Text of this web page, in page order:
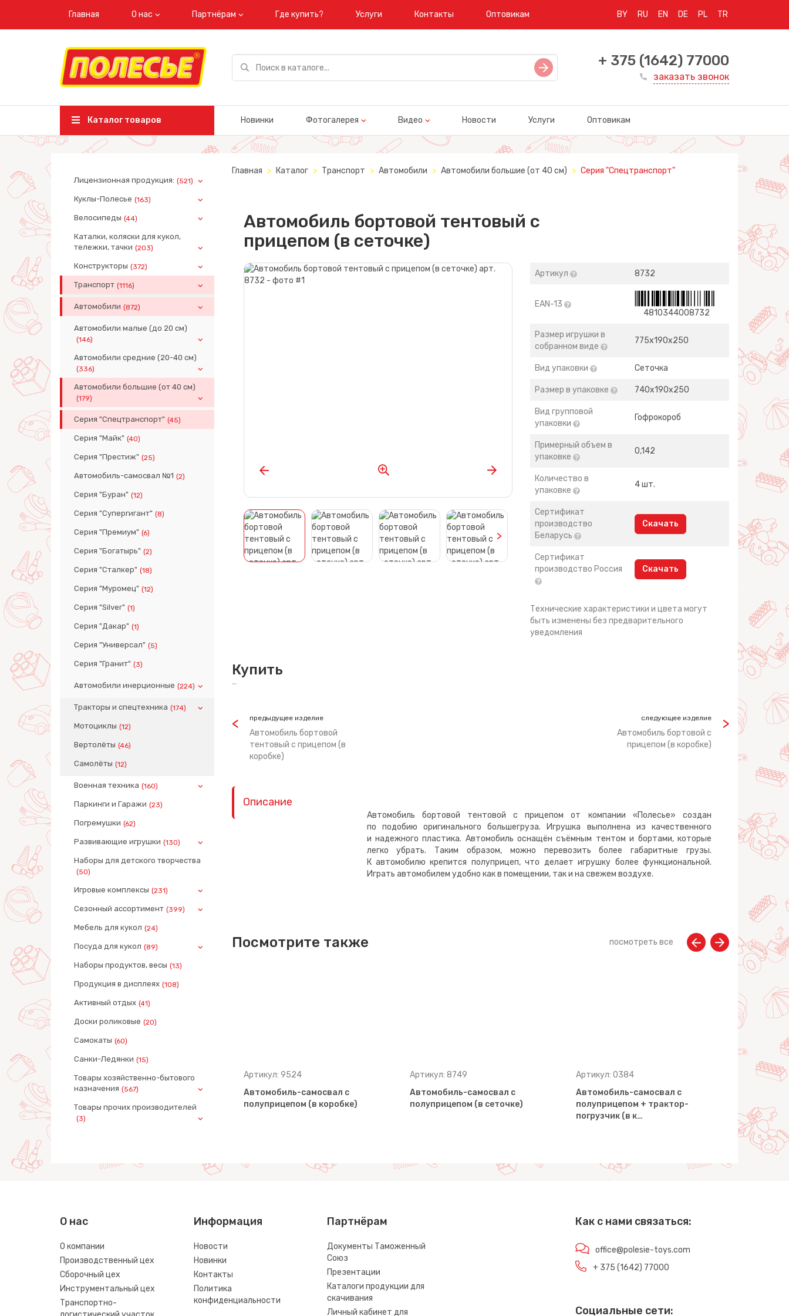
Главная О нас Партнёрам Где купить? Услуги Контакты Оптовикам BY RU EN DE PL TR
+ 375 (1642) 77000
заказать звонок
Каталог товаров Новинки Фотогалерея Видео Новости Услуги Оптовикам
Лицензионная продукция: (521)
Куклы-Полесье (163)
Велосипеды (44)
Каталки, коляски для кукол,
тележки, тачки (203)
Конструкторы (372)
Транспорт (1116)
Автомобили (872)
Автомобили малые (до 20 см)
(146)
Автомобили средние (20-40 см)
(336)
Автомобили большие (от 40 см)
(179)
Серия "Спецтранспорт" (45)
Серия "Майк" (40)
Серия "Престиж" (25)
Автомобиль-самосвал №1 (2)
Серия "Буран" (12)
Серия "Супергигант" (8)
Серия "Премиум" (6)
Серия "Богатырь" (2)
Серия "Сталкер" (18)
Серия "Муромец" (12)
Серия "Silver" (1)
Серия "Дакар" (1)
Серия "Универсал" (5)
Серия "Гранит" (3)
Автомобили инерционные (224)
Тракторы и спецтехника (174)
Мотоциклы (12)
Вертолёты (46)
Самолёты (12)
Военная техника (160)
Паркинги и Гаражи (23)
Погремушки (62)
Развивающие игрушки (130)
Наборы для детского творчества
(50)
Игровые комплексы (231)
Сезонный ассортимент (399)
Мебель для кукол (24)
Посуда для кукол (89)
Наборы продуктов, весы (13)
Продукция в дисплеях (108)
Активный отдых (41)
Доски роликовые (20)
Самокаты (60)
Санки-Ледянки (15)
Товары хозяйственно-бытового
назначения (567)
Товары прочих производителей
(3)
Главная Каталог Транспорт Автомобили Автомобили большие (от 40 см) Серия "Спецтранспорт"
Автомобиль бортовой тентовый с
прицепом (в сеточке)
>
Артикул 8732
EAN-13
4810344008732
Размер игрушки в
собранном виде
775х190х250
Вид упаковки Сеточка
Размер в упаковке 740х190х250
Вид групповой
упаковки
Гофрокороб
Примерный объем в
упаковке
0,142
Количество в
упаковке
4 шт.
Сертификат
производство
Беларусь
Скачать
Сертификат
производство Россия
Скачать
Технические характеристики и цвета могут
быть изменены без предварительного
уведомления
Купить
предыдущее изделие
Автомобиль бортовой
тентовый с прицепом (в
коробке)
следующее изделие
Автомобиль бортовой с
прицепом (в коробке)
Описание
Автомобиль бортовой тентовой с прицепом от компании «Полесье» создан
по подобию оригинального большегруза. Игрушка выполнена из качественного
и надежного пластика. Автомобиль оснащён съёмным тентом и бортами, которые
легко убрать. Таким образом, можно перевозить более габаритные грузы.
К автомобилю крепится полуприцеп, что делает игрушку более функциональной.
Играть автомобилем удобно как в помещении, так и на свежем воздухе.
Посмотрите также посмотреть все
Артикул: 9487
Автомобиль бортовой с
прицепом (в сеточке)
Артикул: 9524
Автомобиль-самосвал с
полуприцепом (в коробке)
Артикул: 8749
Автомобиль-самосвал с
полуприцепом (в сеточке)
Артикул: 0384
Автомобиль-самосвал с
полуприцепом + трактор-
погрузчик (в к…
Артикул:
О нас
О компании
Производственный цех
Сборочный цех
Инструментальный цех
Транспортно-
Информация
Новости
Новинки
Контакты
Политика
конфиденциальности
Партнёрам
Документы Таможенный
Союз
Презентации
Каталоги продукции для
скачивания
Личный кабинет для
Как с нами связаться:
office@polesie-toys.com
+ 375 (1642) 77000
Социальные сети: